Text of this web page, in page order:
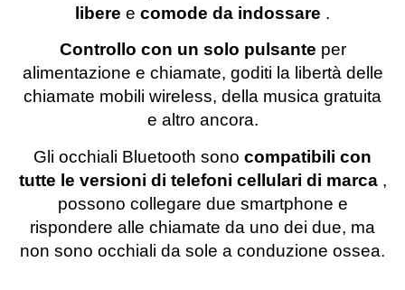
libere e comode da indossare .
Controllo con un solo pulsante per
alimentazione e chiamate, goditi la libertà delle
chiamate mobili wireless, della musica gratuita
e altro ancora.
Gli occhiali Bluetooth sono compatibili con
tutte le versioni di telefoni cellulari di marca,
possono collegare due smartphone e
rispondere alle chiamate da uno dei due, ma
non sono occhiali da sole a conduzione ossea.